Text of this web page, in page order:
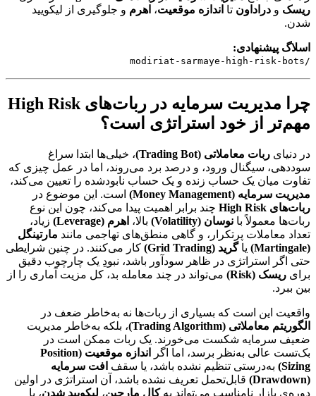
ریسک و دراداون تا اندازه موقعیت، اهرم و جلوگیری از لیکویید
شدن.
اسلاگ پیشنهادی:
/modiriat-sarmaye-high-risk-bots
چرا مدیریت سرمایه در ربات‌های High Risk
مهم‌تر از خود استراتژی است؟
در دنیای ربات معاملاتی (Trading Bot)
، خیلی‌ها ابتدا سراغ
سوددهی، سیگنال ورود، و درصد برد می‌روند، اما در عمل چیزی که
تفاوت میان یک حساب زنده و یک حساب نابودشده را تعیین می‌کند،
مدیریت سرمایه (Money Management)
است. این موضوع در
ربات‌های High Risk
چند برابر اهمیت پیدا می‌کند، چون این نوع
ربات‌ها معمولاً با نوسان (Volatility) بالا، اهرم (Leverage)
زیاد،
تعداد معاملات پرتکرار، و گاهی منطق‌های تهاجمی مانند مارتینگل
(Martingale)
یاگرید (Grid Trading)
کار می‌کنند. در چنین شرایطی
حتی اگر استراتژی در ظاهر سودآور باشد، نبودِ یک چارچوب دقیق
برای ریسک (Risk)
می‌تواند در چند معامله بد، کل مزیت آماری را از
بین ببرد.
واقعیت این است که بسیاری از ربات‌ها نه به‌خاطر ضعف در
الگوریتم معاملاتی (Trading Algorithm)
، بلکه به‌خاطر مدیریت
ضعیف سرمایه شکست می‌خورند. یک ربات ممکن است در
بک‌تست عالی به‌نظر برسد، اما اگر
اندازه موقعیت (Position
Sizing) به‌درستی تنظیم نشده باشد، یا سقف افت سرمایه
(Drawdown)
قابل‌تحمل تعریف نشده باشد، آن استراتژی در اولین
دوره‌ی بازار نامناسب می‌تواند بهکال مارجین، لیکویید شدن، یا